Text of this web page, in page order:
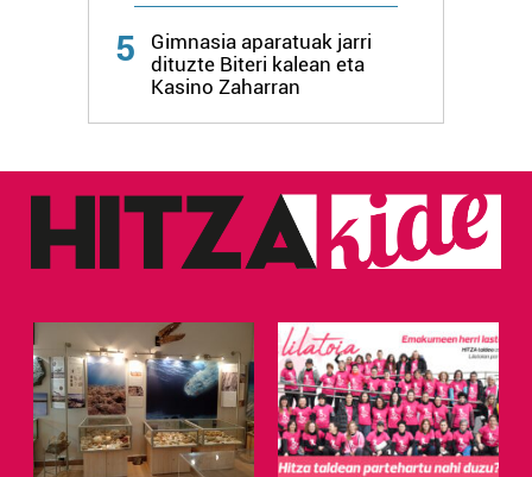
5
Gimnasia aparatuak jarri
dituzte Biteri kalean eta
Kasino Zaharran